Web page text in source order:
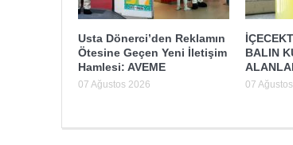
Usta Dönerci’den Reklamın
Ötesine Geçen Yeni İletişim
Hamlesi: AVEME
07 Ağustos 2026
BALIN
07